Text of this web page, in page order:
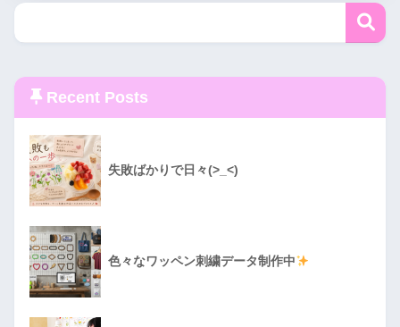
Recent Posts
失敗ばかりで日々(>_<)
色々なワッペン刺繍データ制作中